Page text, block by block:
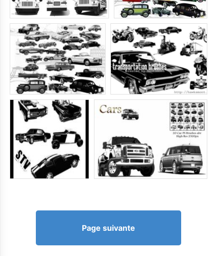
Page suivante